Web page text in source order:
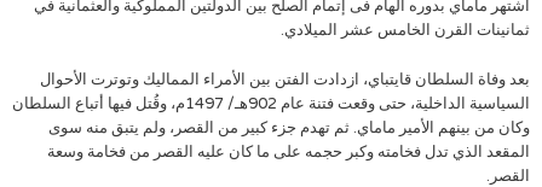
اشتهر ماماي بدوره الهام فى إتمام الصلح بين الدولتين المملوكية والعثمانية في
ثمانينات القرن الخامس عشر الميلادي.
بعد وفاة السلطان قايتباي، ازدادت الفتن بين الأمراء المماليك وتوترت الأحوال
السياسية الداخلية، حتى وقعت فتنة عام 902هـ/ 1497م، وقُتل فيها أتباع السلطان
وكان من بينهم الأمير ماماي. ثم تهدم جزء كبير من القصر، ولم يتبق منه سوى
المقعد الذي تدل فخامته وكبر حجمه على ما كان عليه القصر من فخامة وسعة
القصر.